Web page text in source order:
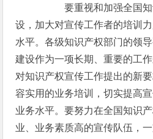
要重视和加强全国知
设，加大对宣传工作者的培训
水平。各级知识产权部门的领
建设作为一项长期、重要的工
对知识产权宣传工作提出的新
容实用的业务培训，切实提高
业务水平。要努力在全国知识
业、业务素质高的宣传队伍，